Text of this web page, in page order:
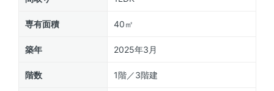
専有面積 40㎡
築年 2025年3月
階数 1階／3階建